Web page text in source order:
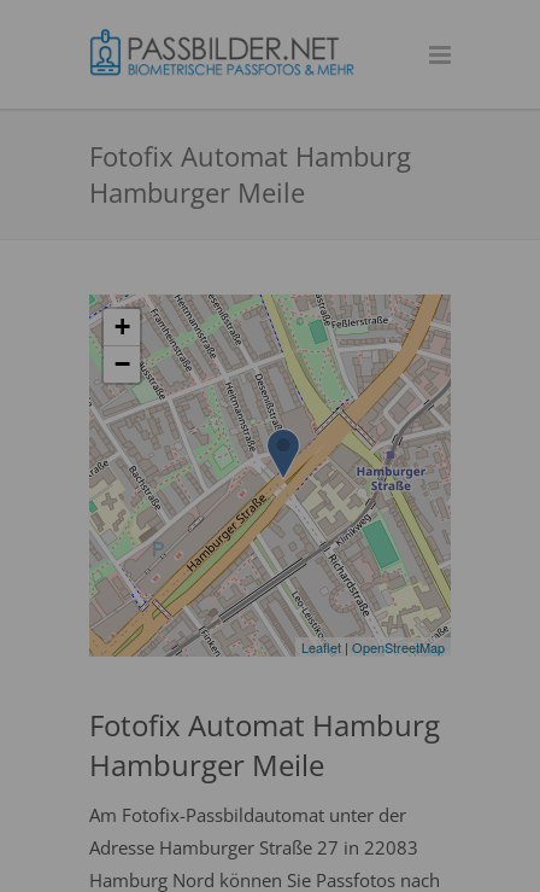
Fotofix Automat Hamburg
Hamburger Meile
+
−
Leaflet | OpenStreetMap
Fotofix Automat Hamburg
Hamburger Meile
Am Fotofix-Passbildautomat unter der
Adresse Hamburger Straße 27 in 22083
Hamburg Nord können Sie Passfotos nach